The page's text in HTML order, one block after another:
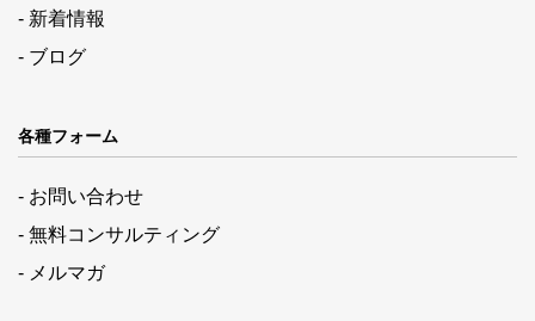
- 新着情報
- ブログ
各種フォーム
- お問い合わせ
- 無料コンサルティング
- メルマガ